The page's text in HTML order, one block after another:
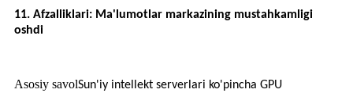
11. Afzalliklari: Ma'lumotlar markazining mustahkamligi
oshdi
Asosiy savolSun'iy intellekt serverlari ko'pincha GPU